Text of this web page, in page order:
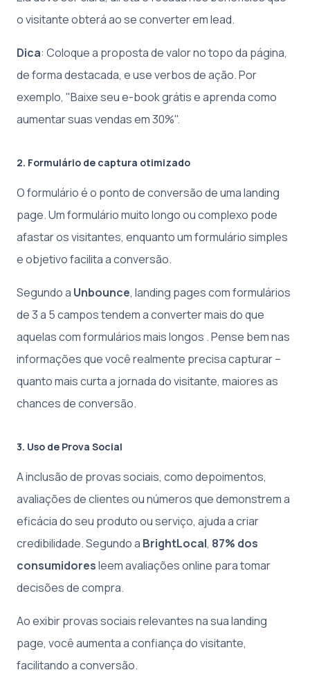
o visitante obterá ao se converter em lead.
Dica: Coloque a proposta de valor no topo da página,
de forma destacada, e use verbos de ação. Por
exemplo, "Baixe seu e-book grátis e aprenda como
aumentar suas vendas em 30%".
2. Formulário de captura otimizado
O formulário é o ponto de conversão de uma landing
page. Um formulário muito longo ou complexo pode
afastar os visitantes, enquanto um formulário simples
e objetivo facilita a conversão.
Segundo a Unbounce, landing pages com formulários
de 3 a 5 campos tendem a converter mais do que
aquelas com formulários mais longos . Pense bem nas
informações que você realmente precisa capturar –
quanto mais curta a jornada do visitante, maiores as
chances de conversão.
3. Uso de Prova Social
A inclusão de provas sociais, como depoimentos,
avaliações de clientes ou números que demonstrem a
eficácia do seu produto ou serviço, ajuda a criar
credibilidade. Segundo a BrightLocal, 87% dos
consumidoresleem avaliações online para tomar
decisões de compra.
Ao exibir provas sociais relevantes na sua landing
page, você aumenta a confiança do visitante,
facilitando a conversão.